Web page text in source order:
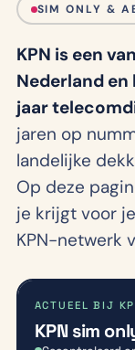
SIM ONLY &
KPN is een
Nederland
jaar
jaren op
landelijke
Op deze
je krijgt voor
KPN-netwerk
ACTUEEL BIJ
KPN sim